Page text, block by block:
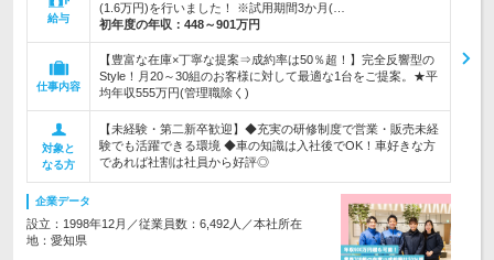
給与
(1.6万円)を行いました！ ※試用期間3か月(…
初年度の年収： 448～901万円
仕事内容
【豊富な在庫×丁寧な提案⇒成約率は50％超！】完全反響型の
Style！月20～30組のお客様に対して最適な1台をご提案。★平
均年収555万円(管理職除く)
対象と
なる方
【未経験・第二新卒歓迎】◆充実の研修制度で営業・販売未経
験でも活躍できる環境 ◆車の知識は入社後でOK！車好きな方
であれば社割は社員から好評◎
企業データ
設立：1998年12月／従業員数：6,492人／本社所在
地：愛知県